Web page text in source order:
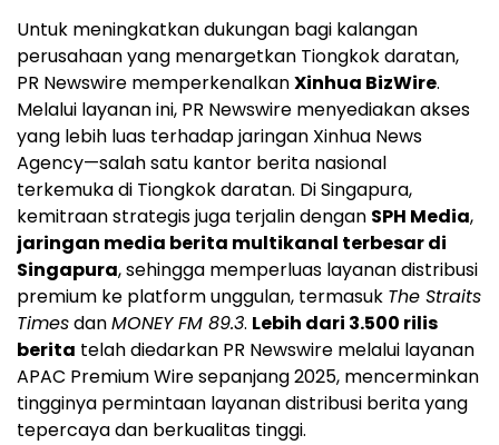
Untuk meningkatkan dukungan bagi kalangan
perusahaan yang menargetkan Tiongkok daratan,
PR Newswire memperkenalkanXinhua BizWire.
Melalui layanan ini, PR Newswire menyediakan akses
yang lebih luas terhadap jaringan Xinhua News
Agency—salah satu kantor berita nasional
terkemuka di Tiongkok daratan. Di Singapura,
kemitraan strategis juga terjalin dengan SPH Media,
jaringan media berita multikanal terbesar di
Singapura, sehingga memperluas layanan distribusi
premium ke platform unggulan, termasuk The Straits
TimesdanMONEY FM 89.3. Lebih dari 3.500 rilis
berita telah diedarkan PR Newswire melalui layanan
APAC Premium Wire sepanjang 2025, mencerminkan
tingginya permintaan layanan distribusi berita yang
tepercaya dan berkualitas tinggi.